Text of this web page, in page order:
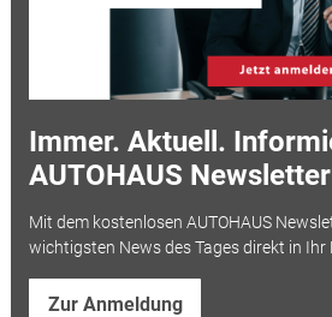
Immer. Aktuell.
AUTOHAUS Newsletter
Mit dem kostenlosen AUTOHAUS
wichtigsten News des Tages direkt in Ihr
Zur Anmeldung